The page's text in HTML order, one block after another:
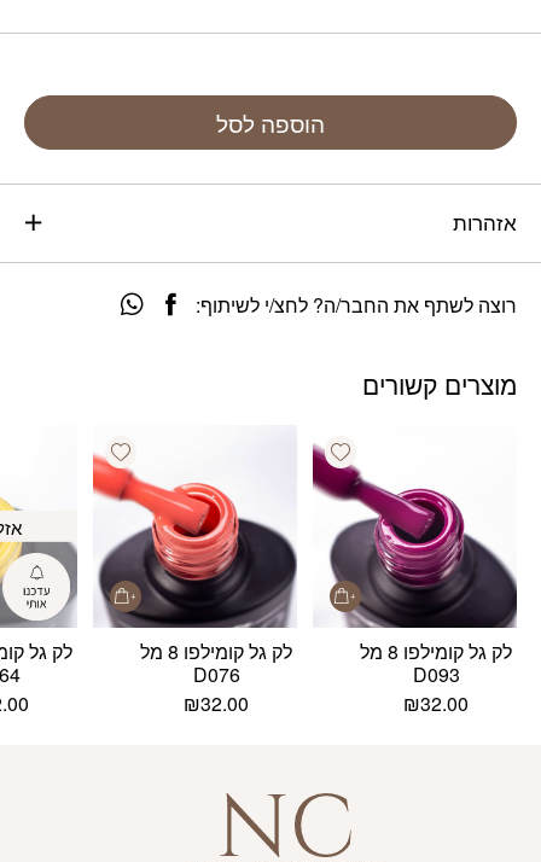
הוספה לסל
אזהרות
רוצה לשתף את החבר/ה? לחצ/י לשיתוף:
מוצרים קשורים
Add wishlist
לק גל קומילפו 8 מל
D093
₪32.00
Add wishlist
לק גל קומילפו 8 מל
D076
₪32.00